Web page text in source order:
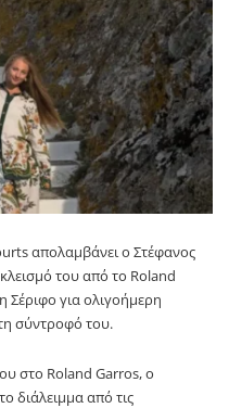
απολαμβάνει ο Στέφανος
του από το Roland
Σέριφο για ολιγοήμερη
σύντροφό του.
στο Roland Garros, ο
διάλειμμα από τις